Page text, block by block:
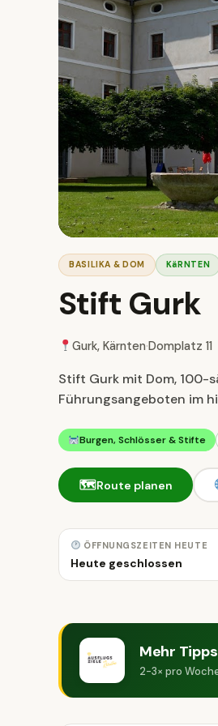
BASILIKA & DOM KäRNTEN
Stift Gurk
Gurk, Kärnten·Domplatz 11
Stift Gurk mit Dom, 100-
Führungsangeboten im
Burgen, Schlösser & Stifte
🗺Route planen
ÖFFNUNGSZEITEN HEUTE
Heute geschlossen
Mehr
2-3× pro